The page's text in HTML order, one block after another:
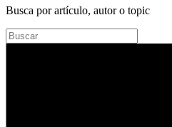
Busca por artículo, autor o topic